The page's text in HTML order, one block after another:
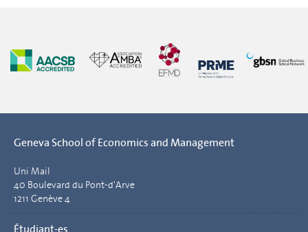
Geneva School of Economics and Management
Uni Mail
40 Boulevard du Pont-d'Arve
1211 Genève 4
Étudiant-es